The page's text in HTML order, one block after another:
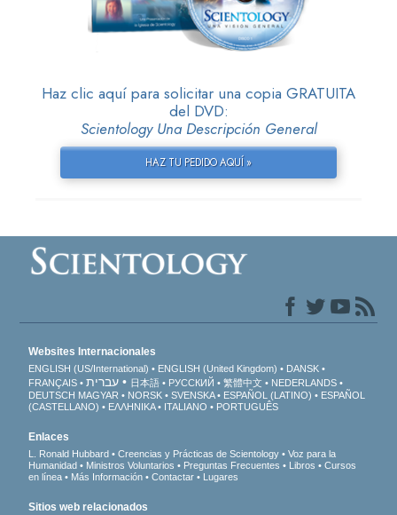
Haz clic aquí para solicitar una copia GRATUITA
del DVD:
Scientology Una Descripción General
HAZ TU PEDIDO AQUÍ »
Websites Internacionales
ENGLISH (US/International) ENGLISH (United Kingdom)
DANSK
FRANÇAIS
עברית 日本語 РУССКИЙ 繁體中文
NEDERLANDS
DEUTSCH MAGYAR NORSK SVENSKA ESPAÑOL (LATINO)
ESPAÑOL
(CASTELLANO)
ΕΛΛΗΝΙΚA ITALIANO PORTUGUÊS
Enlaces
L. Ronald Hubbard Creencias y Prácticas de Scientology
Voz para la
Humanidad
Ministros Voluntarios Preguntas Frecuentes Libros
Cursos
en línea
Más Información Contactar Lugares
Sitios web relacionados